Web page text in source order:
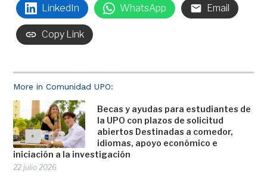
More in Comunidad UPO:
Becas y ayudas para estudiantes de
la UPO con plazos de solicitud
abiertos Destinadas a comedor,
idiomas, apoyo económico e
iniciación a la investigación
22 julio 2026
LinkedIn WhatsApp Email
Copy Link